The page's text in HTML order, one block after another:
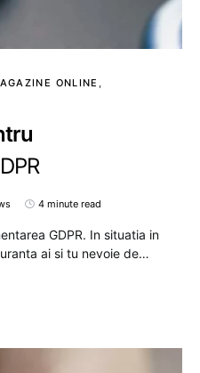
ONLINE
4 minute read
GDPR. In situatia in
ai si tu nevoie de…